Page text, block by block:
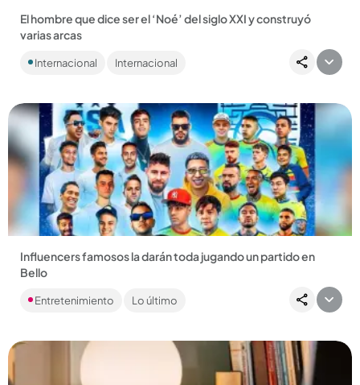
El hombre que dice ser el ‘Noé’ del siglo XXI y construyó
varias arcas
Internacional. Conozca al africano que armó varias arcas para
el “próximo diluvio”, que se daría el 25 de diciembre, y con...
Internacional Internacional
Compartir Noticia
Influencers famosos la darán toda jugando un partido en
Bello
Este encuentro contará con creadores de contenido de talla
internacional, quienes jugarán un partido amistoso para
Entretenimiento Lo último